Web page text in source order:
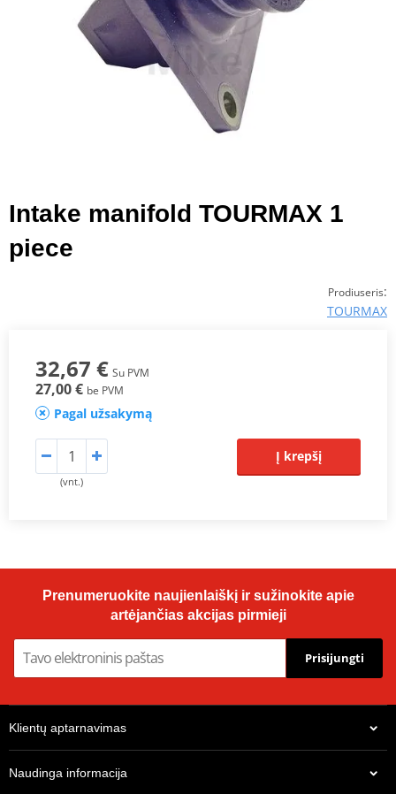
Intake manifold TOURMAX 1
piece
Prodiuseris:
TOURMAX
32,67 € Su PVM
27,00 € be PVM
Pagal užsakymą
(vnt.)
Į krepšį
Prenumeruokite naujienlaiškį ir sužinokite apie
artėjančias akcijas pirmieji
Prisijungti
Klientų aptarnavimas
Naudinga informacija